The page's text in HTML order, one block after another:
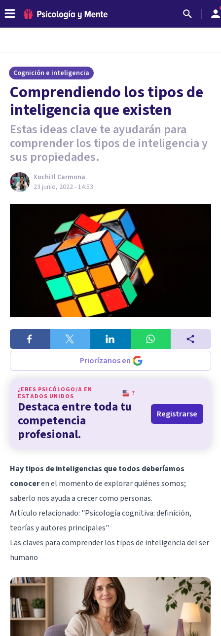
Cognición e inteligencia
Comprendiendo los tipos de
inteligencia que existen
Estas ideas clave te ayudarán para
comprender los tipos de inteligencia y
sus propiedades.
Xochitl Carmona
23 junio, 2022 - 14:53
Priorízanos en
¿ERES PSICÓLOGO/A EN
ESTADOS UNIDOS
?
Destaca entre toda tu
competencia
profesional.
Registrarse
Hay tipos de inteligencias que todos deberíamos
conoceren el momento de explorar quiénes somos;
saberlo nos ayuda a crecer como personas.
Artículo relacionado: "Psicología cognitiva: definición,
teorías y autores principales"
Las claves para comprender los tipos de inteligencia del ser
humano